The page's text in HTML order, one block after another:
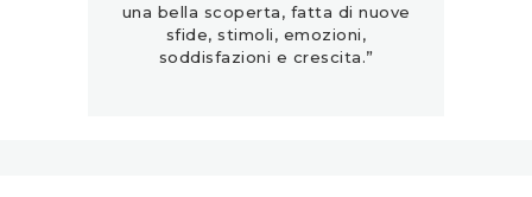
una bella scoperta, fatta di nuove
sfide, stimoli, emozioni,
soddisfazioni e crescita.”